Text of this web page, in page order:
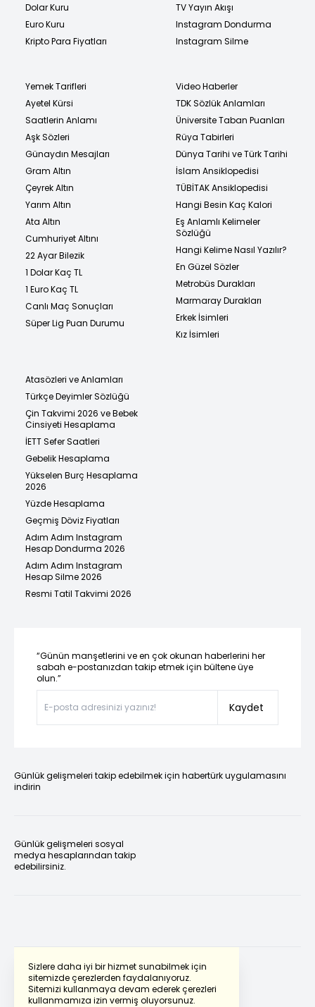
Sizlere daha iyi bir hizmet sunabilmek için
sitemizde çerezlerden faydalanıyoruz.
Sitemizi kullanmaya devam ederek çerezleri
kullanmamıza izin vermiş oluyorsunuz.
Dolar Kuru
Euro Kuru
Kripto Para Fiyatları
TV Yayın Akışı
Instagram Dondurma
Instagram Silme
Yemek Tarifleri
Ayetel Kürsi
Saatlerin Anlamı
Aşk Sözleri
Günaydın Mesajları
Gram Altın
Çeyrek Altın
Yarım Altın
Ata Altın
Cumhuriyet Altını
22 Ayar Bilezik
1 Dolar Kaç TL
1 Euro Kaç TL
Canlı Maç Sonuçları
Süper Lig Puan Durumu
Video Haberler
TDK Sözlük Anlamları
Üniversite Taban Puanları
Rüya Tabirleri
Dünya Tarihi ve Türk Tarihi
İslam Ansiklopedisi
TÜBİTAK Ansiklopedisi
Hangi Besin Kaç Kalori
Eş Anlamlı Kelimeler
Sözlüğü
Hangi Kelime Nasıl Yazılır?
En Güzel Sözler
Metrobüs Durakları
Marmaray Durakları
Erkek İsimleri
Kız İsimleri
Atasözleri ve Anlamları
Türkçe Deyimler Sözlüğü
Çin Takvimi 2026 ve Bebek
Cinsiyeti Hesaplama
İETT Sefer Saatleri
Gebelik Hesaplama
Yükselen Burç Hesaplama
2026
Yüzde Hesaplama
Geçmiş Döviz Fiyatları
Adım Adım Instagram
Hesap Dondurma 2026
Adım Adım Instagram
Hesap Silme 2026
Resmi Tatil Takvimi 2026
“Günün manşetlerini ve en çok okunan haberlerini her
sabah e-postanızdan takip etmek için bültene üye
olun.”
Kaydet
Günlük gelişmeleri takip edebilmek için habertürk uygulamasını
indirin
Günlük gelişmeleri sosyal
medya hesaplarından takip
edebilirsiniz.
Powered by Translate